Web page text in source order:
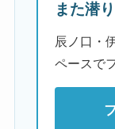
また潜
辰ノ口・
ペースで